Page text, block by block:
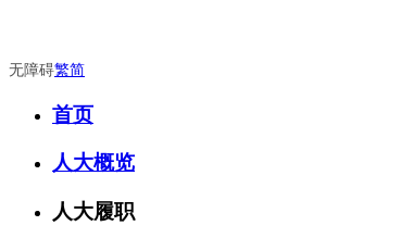
无障碍繁简
首页
人大概览
人大履职